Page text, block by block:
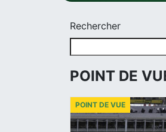
Rechercher
POINT DE
POINT DE VUE